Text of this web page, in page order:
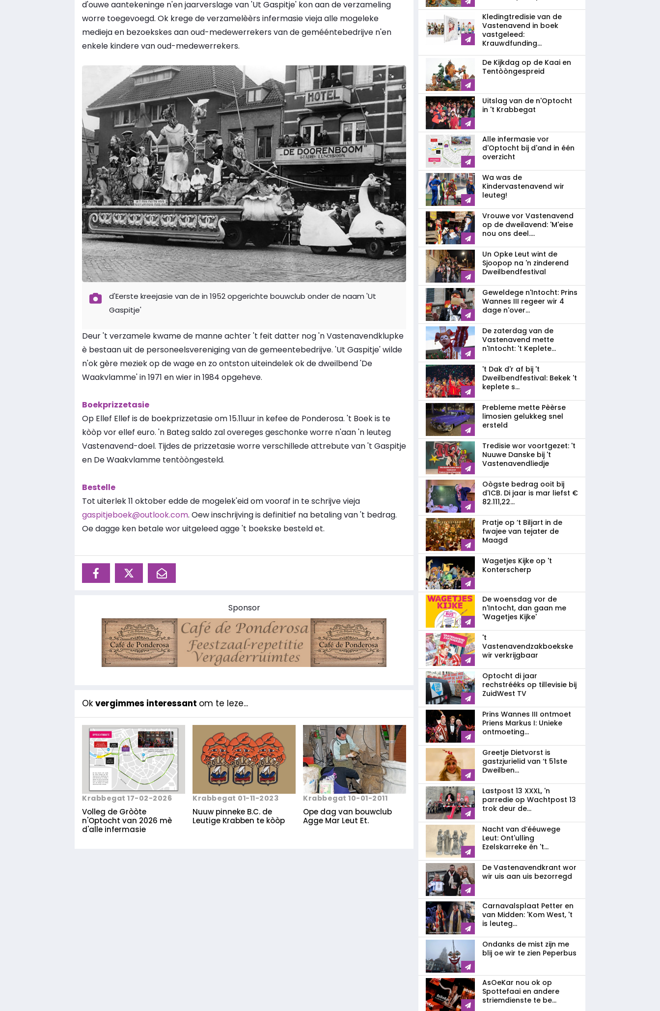
d'ouwe aantekeninge n'en jaarverslage van 'Ut Gaspitje' kon aan de verzameling
worre toegevoegd. Ok krege de verzamelèèrs infermasie vieja alle mogeleke
medieja en bezoekskes aan oud-medewerrekers van de gemééntebedrijve n'en
enkele kindere van oud-medewerrekers.
d'Eerste kreejasie van de in 1952 opgerichte bouwclub onder de naam 'Ut
Gaspitje'
Deur 't verzamele kwame de manne achter 't feit datter nog 'n Vastenavendklupke
è bestaan uit de personeelsvereniging van de gemeentebedrijve. 'Ut Gaspitje' wilde
n'ok gère meziek op de wage en zo ontston uiteindelek ok de dweilbend 'De
Waakvlamme' in 1971 en wier in 1984 opgeheve.
Boekprizzetasie
Op Ellef Ellef is de boekprizzetasie om 15.11uur in kefee de Ponderosa. 't Boek is te
kòòp vor ellef euro. 'n Bateg saldo zal overeges geschonke worre n'aan 'n leuteg
Vastenavend-doel. Tijdes de prizzetasie worre verschillede attrebute van 't Gaspitje
en De Waakvlamme tentòòngesteld.
Bestelle
Tot uiterlek 11 oktober edde de mogelek'eid om vooraf in te schrijve vieja
gaspitjeboek@outlook.com. Oew inschrijving is definitief na betaling van 't bedrag.
Oe dagge ken betale wor uitgeleed agge 't boekske besteld et.
Sponsor
Ok vergimmes interessant om te leze...
Krabbegat 17-02-2026
Volleg de Gròòte
n'Optocht van 2026 mè
d'alle infermasie
Krabbegat 01-11-2023
Nuuw pinneke B.C. de
Leutige Krabben te kòòp
Krabbegat 10-01-2011
Ope dag van bouwclub
Agge Mar Leut Et.
Kledingtredisie van de
Vastenavend in boek
vastgeleed:
Krauwdfunding...
De Kijkdag op de Kaai en
Tentòòngespreid
Uitslag van de n'Optocht
in 't Krabbegat
Alle infermasie vor
d'Optocht bij d'and in één
overzicht
Wa was de
Kindervastenavend wir
leuteg!
Vrouwe vor Vastenavend
op de dweilavend: 'M'eise
nou ons deel....
Un Opke Leut wint de
Sjoopop na 'n zinderend
Dweilbendfestival
Geweldege n'Intocht: Prins
Wannes III regeer wir 4
dage n'over...
De zaterdag van de
Vastenavend mette
n'Intocht: 't Keplete...
't Dak d'r af bij 't
Dweilbendfestival: Bekek 't
keplete s...
Prebleme mette Pèèrse
limosien gelukkeg snel
ersteld
Tredisie wor voortgezet: 't
Nuuwe Danske bij 't
Vastenavendliedje
Oògste bedrag ooit bij
d'ICB. Di jaar is mar liefst €
82.111,22...
Pratje op ’t Biljart in de
fwajee van tejater de
Maagd
Wagetjes Kijke op 't
Konterscherp
De woensdag vor de
n'Intocht, dan gaan me
'Wagetjes Kijke'
't
Vastenavendzakboekske
wir verkrijgbaar
Optocht di jaar
rechstrééks op tillevisie bij
ZuidWest TV
Prins Wannes III ontmoet
Priens Markus I: Unieke
ontmoeting...
Greetje Dietvorst is
gastzjurielid van ‘t 51ste
Dweilben...
Lastpost 13 XXXL, 'n
parredie op Wachtpost 13
trok deur de...
Nacht van d’ééuwege
Leut: Ont'ulling
Ezelskarreke én 't...
De Vastenavendkrant wor
wir uis aan uis bezorregd
Carnavalsplaat Petter en
van Midden: 'Kom West, 't
is leuteg...
Ondanks de mist zijn me
blij oe wir te zien Peperbus
AsOeKar nou ok op
Spottefaai en andere
striemdienste te be...